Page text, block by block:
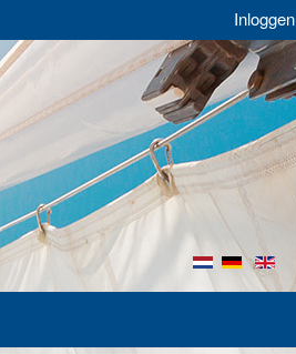
Inloggen
en
de
nl